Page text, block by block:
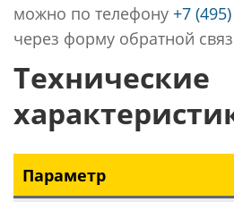
можно по телефону +7
через форму обратной
Технические
Параметр